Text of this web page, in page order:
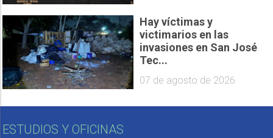
Hay víctimas y
victimarios en las
invasiones en San José
Tec...
07 de agosto de 2026
ESTUDIOS Y OFICINAS